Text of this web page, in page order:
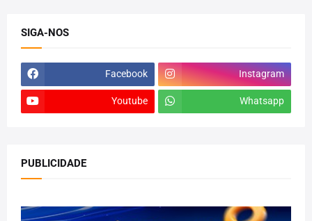
SIGA-NOS
Facebook Instagram
Youtube Whatsapp
PUBLICIDADE